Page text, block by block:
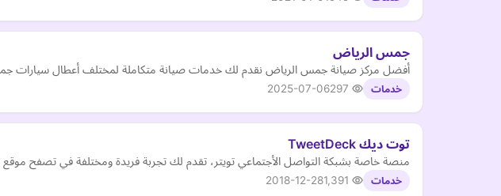
جمس الرياض
أفضل مركز صيانة جمس الرياض نقدم لك خدمات صيانة متكاملة لمختلف أعطال سيارات
خدمات 2025-07-06
توت ديك TweetDeck
منصة خاصة بشبكة التواصل الأجتماعي تويتر، تقدم لك تجربة فريدة ومختلفة في تصفح موقع
خدمات 2018-12-28